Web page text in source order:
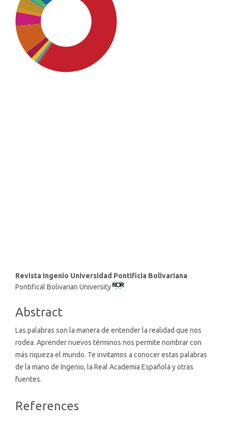
Main
Article
Revista Ingenio Universidad Pontificia Bolivariana
Pontifical Bolivarian University
Abstract
Las palabras son la manera de entender la realidad que nos
rodea. Aprender nuevos términos nos permite nombrar con
más riqueza el mundo. Te invitamos a conocer estas palabras
de la mano de Ingenio, la Real Academia Española y otras
fuentes.
Article
References